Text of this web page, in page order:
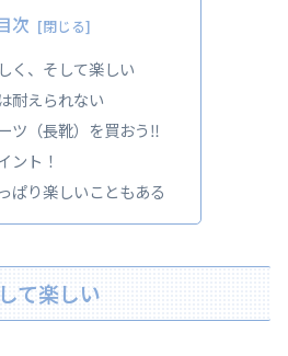
次
く、そして楽しい
耐えられない
ツ（長靴）を買おう‼
ント！
ぱり楽しいこともある
て楽しい